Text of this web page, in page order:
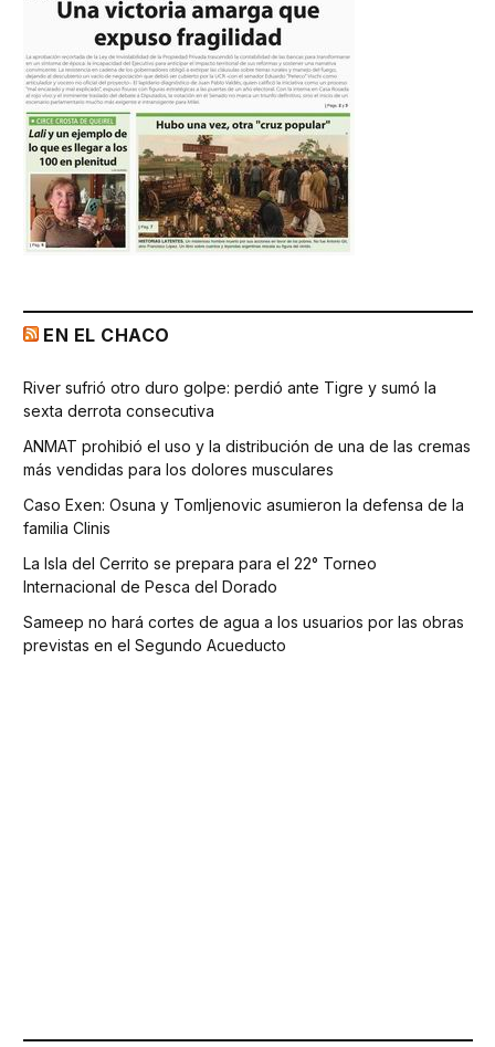
EN EL CHACO
River sufrió otro duro golpe: perdió ante Tigre y sumó la
sexta derrota consecutiva
ANMAT prohibió el uso y la distribución de una de las cremas
más vendidas para los dolores musculares
Caso Exen: Osuna y Tomljenovic asumieron la defensa de la
familia Clinis
La Isla del Cerrito se prepara para el 22° Torneo
Internacional de Pesca del Dorado
Sameep no hará cortes de agua a los usuarios por las obras
previstas en el Segundo Acueducto